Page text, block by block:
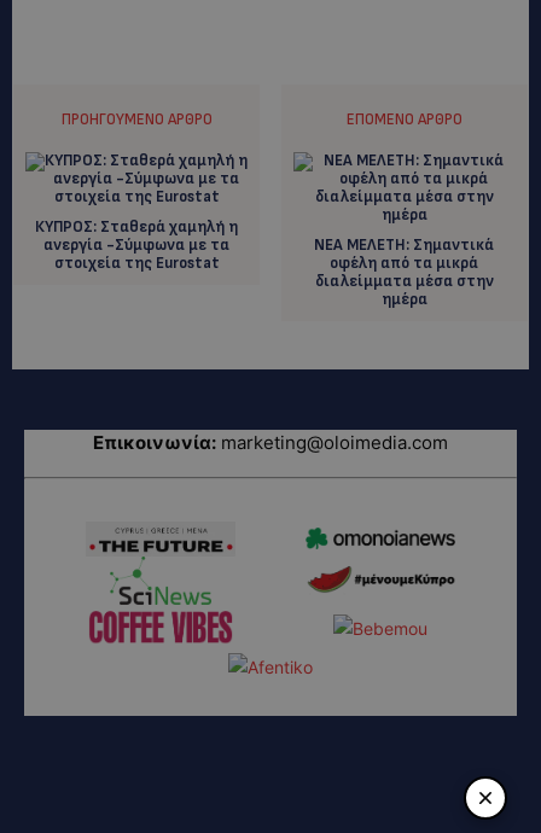
ΠΡΟΗΓΟΎΜΕΝΟ ΆΡΘΡΟ
ΚΥΠΡΟΣ: Σταθερά χαμηλή η
ανεργία -Σύμφωνα με τα
στοιχεία της Eurostat
ΕΠΌΜΕΝΟ ΆΡΘΡΟ
ΝΕΑ ΜΕΛΕΤΗ: Σημαντικά
οφέλη από τα μικρά
διαλείμματα μέσα στην
ημέρα
Επικοινωνία: marketing@oloimedia.com